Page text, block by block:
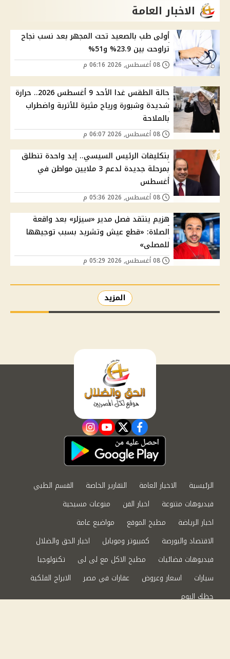
الاخبار العامة
أولى طب بالصعيد تحت المجهر بعد نسب نجاح
تراوحت بين 23.9% و51%
حالة الطقس غدا الأحد 9 أغسطس 2026.. حرارة
شديدة وشبورة ورياح مثيرة للأتربة واضطراب
بالملاحة
بتكليفات الرئيس السيسي.. إيد واحدة تنطلق
بمرحلة جديدة لدعم 3 ملايين مواطن في
أغسطس
هزيم ينتقد فصل مدير «سيزلر» بعد واقعة
الصلاة: «قطع عيش وتشريد بسبب توجيهها
للمصلى»
المزيد
facebook
twitter
youtube
instagram
الرئيسية الاخبار العامة التقارير الخاصة
القسم الطبي
فيديوهات متنوعة
اخبار الفن
منوعات مسيحية
اخبار الرياضة
مطبخ الموقع
مواضيع عامة
الاقتصاد والبورصة
كمبيوتر وموبايل
اخبار الحق والضلال
فيديوهات فضائيات
مطبخ الاكل مع لى لى
تكنولوجيا
سيارات
اسعار وعروض عقارات في مصر
الابراج الفلكية
حظك اليوم